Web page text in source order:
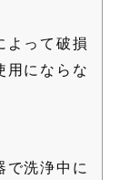
よって破損
用にならな
で洗浄中に